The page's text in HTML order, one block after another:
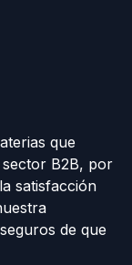
que
B2B, por
satisfacción
de que